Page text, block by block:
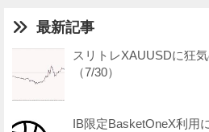
最新記事
スリトレXAUUSDに狂
（7/30）
IB限定BasketOneX利用